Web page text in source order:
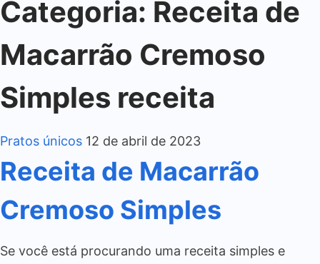
Categoria: Receita de
Macarrão Cremoso
Simples receita
Pratos únicos 12 de abril de 2023
Receita de Macarrão
Cremoso Simples
Se você está procurando uma receita simples e